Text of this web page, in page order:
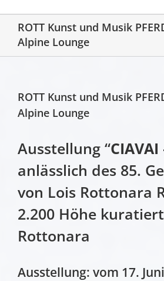
ROTT Kunst und Musik
Alpine Lounge
ROTT Kunst und Musik
Alpine Lounge
Ausstellung “CIAVAI
anlässlich des 85.
von Lois Rottonara
2.200 Höhe
Rottonara
Ausstellung: vom 17.